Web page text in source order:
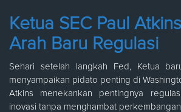
Ketua SEC Paul
Arah Baru Regulasi
Sehari setelah langkah Fed, Ketua
menyampaikan pidato penting di
Atkins menekankan pentingnya
inovasi tanpa menghambat